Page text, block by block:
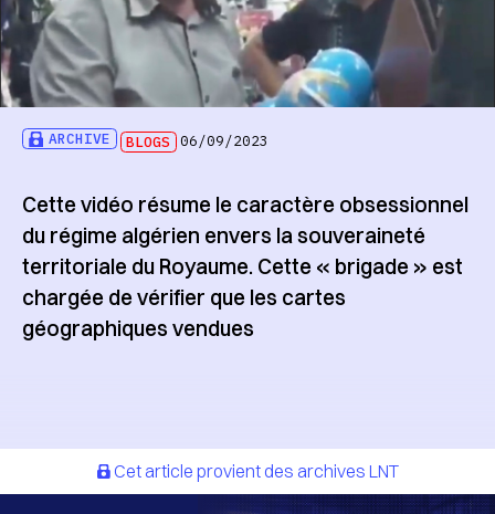
ARCHIVE BLOGS 06/09/2023
Cette vidéo résume le caractère obsessionnel
du régime algérien envers la souveraineté
territoriale du Royaume. Cette « brigade » est
chargée de vérifier que les cartes
géographiques vendues
Cet article provient des archives LNT